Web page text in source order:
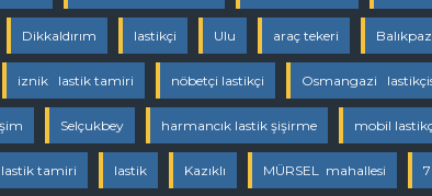
Dikkaldırım lastikçi Ulu araç tekeri
iznik lastik tamiri nöbetçi lastikçi Osmangazi
Selçukbey harmancık lastik şişirme mobil
tamiri lastik Kazıklı MÜRSEL mahallesi